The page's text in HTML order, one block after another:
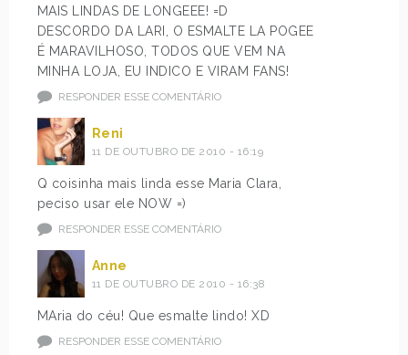
MAIS LINDAS DE LONGEEE! =D
DESCORDO DA LARI, O ESMALTE LA POGEE
É MARAVILHOSO, TODOS QUE VEM NA
MINHA LOJA, EU INDICO E VIRAM FANS!
RESPONDER ESSE COMENTÁRIO
Reni
11 DE OUTUBRO DE 2010 - 16:19
Q coisinha mais linda esse Maria Clara,
peciso usar ele NOW =)
RESPONDER ESSE COMENTÁRIO
Anne
11 DE OUTUBRO DE 2010 - 16:38
MAria do céu! Que esmalte lindo! XD
RESPONDER ESSE COMENTÁRIO